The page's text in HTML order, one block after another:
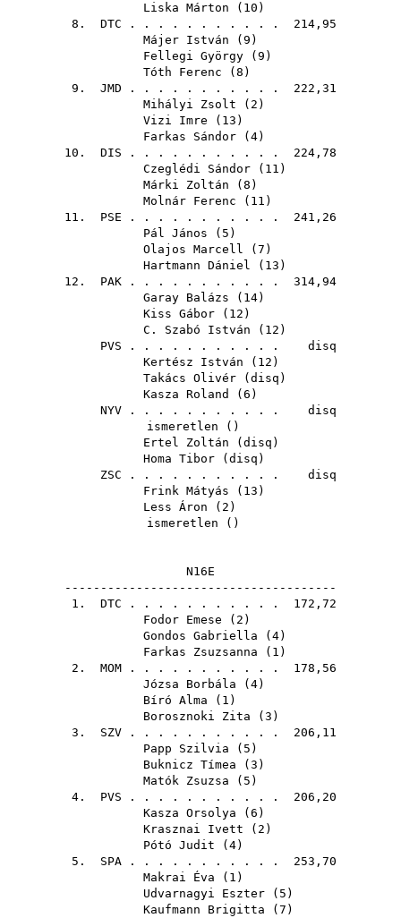
Liska Márton ( 10 )
8. DTC . . . . . . . . . . . 214,95
Májer István ( 9 )
Fellegi György ( 9 )
Tóth Ferenc ( 8 )
9. JMD . . . . . . . . . . . 222,31
Mihályi Zsolt ( 2 )
Vizi Imre ( 13 )
Farkas Sándor ( 4)
10. DIS . . . . . . . . . . . 224,78
Czeglédi Sándor ( 11 )
Márki Zoltán ( 8 )
Molnár Ferenc ( 11 )
11. PSE . . . . . . . . . . . 241,26
Pál János ( 5 )
Olajos Marcell ( 7 )
Hartmann Dániel ( 13 )
12. PAK . . . . . . . . . . . 314,94
Garay Balázs ( 14)
Kiss Gábor ( 12 )
C. Szabó István ( 12 )
PVS . . . . . . . . . . . disq
Kertész István ( 12 )
Takács Olivér ( disq )
Kasza Roland
( 6 )
NYV . . . . . . . . . . . disq
ismeretlen ()
Ertel Zoltán ( disq )
Homa Tibor ( disq )
ZSC . . . . . . . . . . . disq
Frink Mátyás ( 13 )
Less Áron ( 2 )
ismeretlen ()
N16E
--------------------------------------
1. DTC . . . . . . . . . . . 172,72
Fodor Emese ( 2 )
Gondos Gabriella ( 4)
Farkas Zsuzsanna ( 1 )
2. MOM . . . . . . . . . . . 178,56
Józsa Borbála ( 4)
Bíró Alma ( 1 )
Borosznoki Zita ( 3 )
3. SZV . . . . . . . . . . . 206,11
Papp Szilvia ( 5 )
Buknicz Tímea ( 3 )
Matók Zsuzsa ( 5 )
4. PVS . . . . . . . . . . . 206,20
Kasza Orsolya ( 6 )
Krasznai Ivett ( 2 )
Pótó Judit ( 4)
5. SPA . . . . . . . . . . . 253,70
Makrai Éva ( 1 )
Udvarnagyi Eszter ( 5 )
Kaufmann Brigitta ( 7 )